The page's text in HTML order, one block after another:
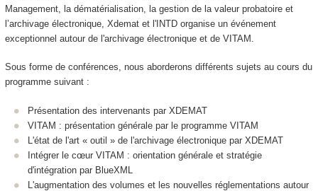
Management, la dématérialisation, la gestion de la valeur probatoire et
l’archivage électronique, Xdemat et l'INTD organise un événement
exceptionnel autour de l'archivage électronique et de VITAM.
Sous forme de conférences, nous aborderons différents sujets au cours du
programme suivant :
Présentation des intervenants par XDEMAT
VITAM : présentation générale par le programme VITAM
L'état de l'art « outil » de l'archivage électronique par XDEMAT
Intégrer le cœur VITAM : orientation générale et stratégie
d'intégration par BlueXML
L'augmentation des volumes et les nouvelles réglementations autour